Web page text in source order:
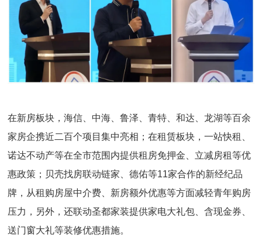
在新房板块，海信、中海、鲁泽、青特、和达、龙湖等百余
家房企携近二百个项目集中亮相；在租赁板块，一站快租、
诺达不动产等在全市范围内提供租房免押金、立减房租等优
惠政策；贝壳找房联动链家、德佑等11家合作的新经纪品
牌，从租购房屋中介费、新房额外优惠等方面减轻青年购房
压力，另外，还联动圣都家装提供家电大礼包、含现金券、
送门窗大礼等装修优惠措施。